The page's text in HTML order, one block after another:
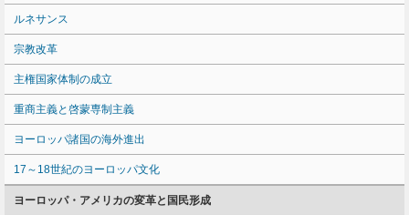
ルネサンス
宗教改革
主権国家体制の成立
重商主義と啓蒙専制主義
ヨーロッパ諸国の海外進出
17～18世紀のヨーロッパ文化
ヨーロッパ・アメリカの変革と国民形成